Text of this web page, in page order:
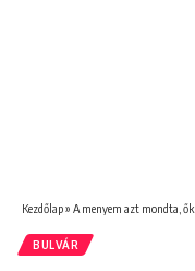
Kezdőlap» A menyem azt mondta, ők nem is
BULVÁR